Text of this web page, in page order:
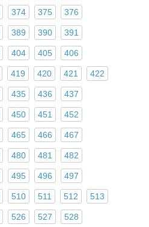
374 375 376
389 390 391
404 405 406
419 420 421 422
435 436 437
450 451 452
465 466 467
480 481 482
495 496 497
510 511 512 513
526 527 528